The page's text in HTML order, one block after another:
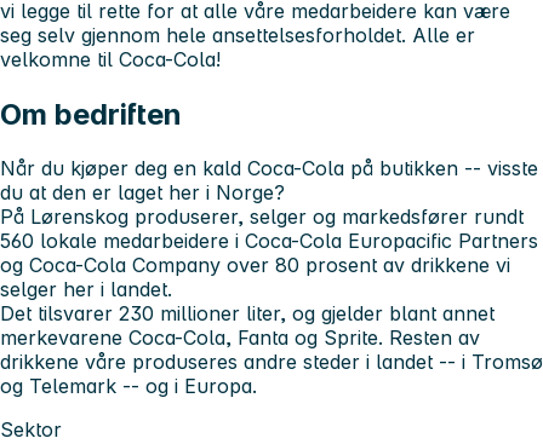
vi legge til rette for at alle våre medarbeidere kan være
seg selv gjennom hele ansettelsesforholdet. Alle er
velkomne til Coca-Cola!
Om bedriften
Når du kjøper deg en kald Coca-Cola på butikken -- visste
du at den er laget her i Norge?
På Lørenskog produserer, selger og markedsfører rundt
560 lokale medarbeidere i Coca-Cola Europacific Partners
og Coca-Cola Company over 80 prosent av drikkene vi
selger her i landet.
Det tilsvarer 230 millioner liter, og gjelder blant annet
merkevarene Coca-Cola, Fanta og Sprite. Resten av
drikkene våre produseres andre steder i landet -- i Tromsø
og Telemark -- og i Europa.
Sektor